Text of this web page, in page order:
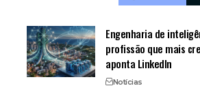
Engenharia de
profissão que mais
aponta LinkedIn
Notícias